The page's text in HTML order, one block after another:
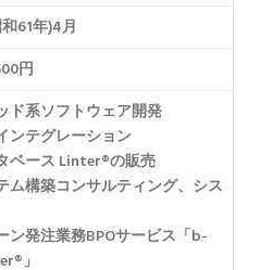
61年)4月
円
ド系ソフトウェア開発
ンテグレーション
ベース Linter®の販売
ム構築コンサルティング、シス
ン発注業務BPOサービス「b-
」